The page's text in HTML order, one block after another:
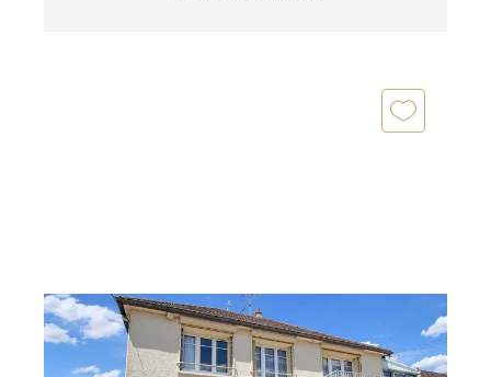
BEAUCE LA ROMAINE 41
82,23 m2, 4 pièces
Ref : 6757